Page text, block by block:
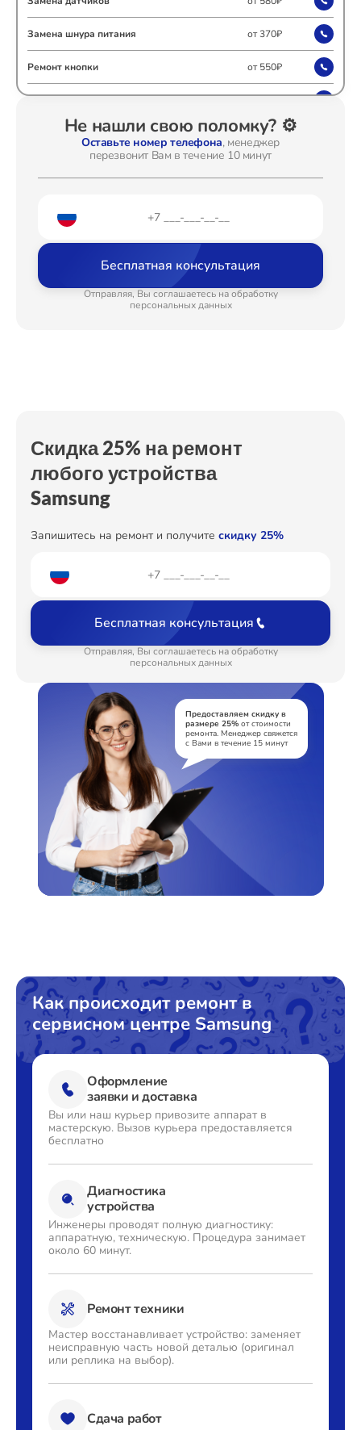
Замена шнура питания от 370₽
Ремонт кнопки от 550₽
Настройка от 600₽
Ремонт корпуса от 1400₽
Не нашли свою поломку? ⚙️
Оставьте номер телефона, менеджер
перезвонит Вам в течение 10 минут
Бесплатная консультация
Отправляя, Вы соглашаетесь на обработку
персональных данных
Скидка 25% на ремонт
любого устройства
Samsung
Запишитесь на ремонт и получите скидку 25%
Бесплатная консультация
Отправляя, Вы соглашаетесь на обработку
персональных данных
Предоставляем скидку в
размере 25%от стоимости
ремонта. Менеджер свяжется
с Вами в течение 15 минут
Как происходит ремонт в
сервисном центре Samsung
Оформление
заявки и доставка
Вы или наш курьер привозите аппарат в
мастерскую. Вызов курьера предоставляется
бесплатно
Диагностика
устройства
Инженеры проводят полную диагностику:
аппаратную, техническую. Процедура занимает
около 60 минут.
Ремонт техники
Мастер восстанавливает устройство: заменяет
неисправную часть новой деталью (оригинал
или реплика на выбор).
Сдача работ
Ремонт Микроволновых печей
Ремонт Атс